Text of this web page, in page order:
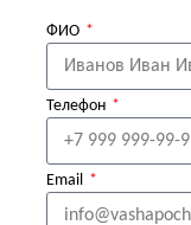
ФИО
Телефон
Email